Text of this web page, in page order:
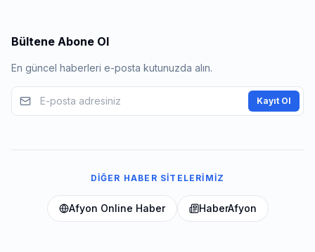
Bültene Abone Ol
En güncel haberleri e-posta kutunuzda alın.
Kayıt Ol
DIĞER HABER SITELERIMIZ
Afyon Online Haber HaberAfyon